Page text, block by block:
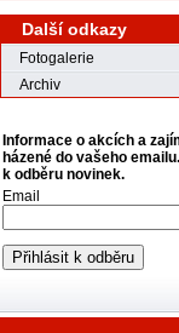
Další odkazy
Fotogalerie
Archiv
Informace o akcích a
házené do vašeho
k odběru novinek.
Email